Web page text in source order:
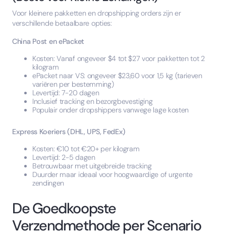
Voor kleinere pakketten en dropshipping orders zijn er
verschillende betaalbare opties:
China Post en ePacket
Kosten: Vanaf ongeveer $4 tot $27 voor pakketten tot 2
kilogram
ePacket naar VS: ongeveer $23,60 voor 1,5 kg (tarieven
variëren per bestemming)
Levertijd: 7-20 dagen
Inclusief tracking en bezorgbevestiging
Populair onder dropshippers vanwege lage kosten
Express Koeriers (DHL, UPS, FedEx)
Kosten: €10 tot €20+ per kilogram
Levertijd: 2-5 dagen
Betrouwbaar met uitgebreide tracking
Duurder maar ideaal voor hoogwaardige of urgente
zendingen
De Goedkoopste
Verzendmethode per Scenario